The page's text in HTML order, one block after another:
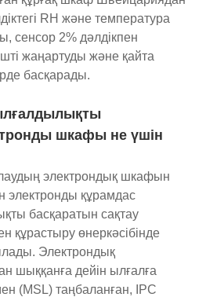
RH және температура
сенсор 2% дәлдікпен
жаңартуды және қайта
басқарады.
шкафы не үшін
электрондық шкафын
электронды құрамдас
басқаратын сақтау
құрастыру өнеркәсібінде
Электрондық
шыққанға дейін ылғалға
(MSL) таңбаланған, IPC